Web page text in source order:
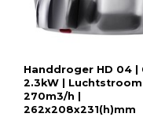
Handdroger HD 04 |
2.3kW | Luchtstroom
270m3/h |
262x208x231(h)mm